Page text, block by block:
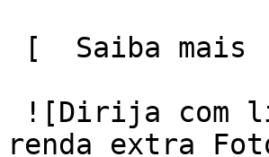
renda extra